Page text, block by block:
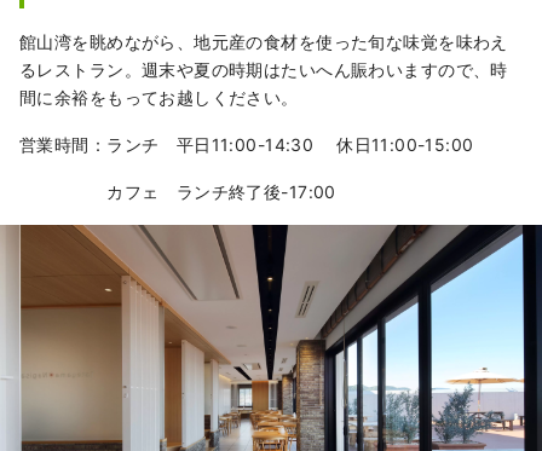
館山湾を眺めながら、地元産の食材を使った旬な味覚を味わえ
るレストラン。週末や夏の時期はたいへん賑わいますので、時
間に余裕をもってお越しください。
営業時間：ランチ 平日11:00-14:30 休日11:00-15:00
カフェ ランチ終了後-17:00